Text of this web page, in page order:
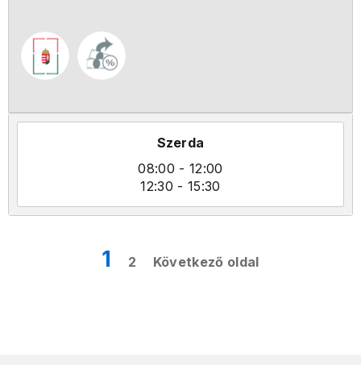
Szerda
08:00 - 12:00
12:30 - 15:30
1 2 Következő oldal